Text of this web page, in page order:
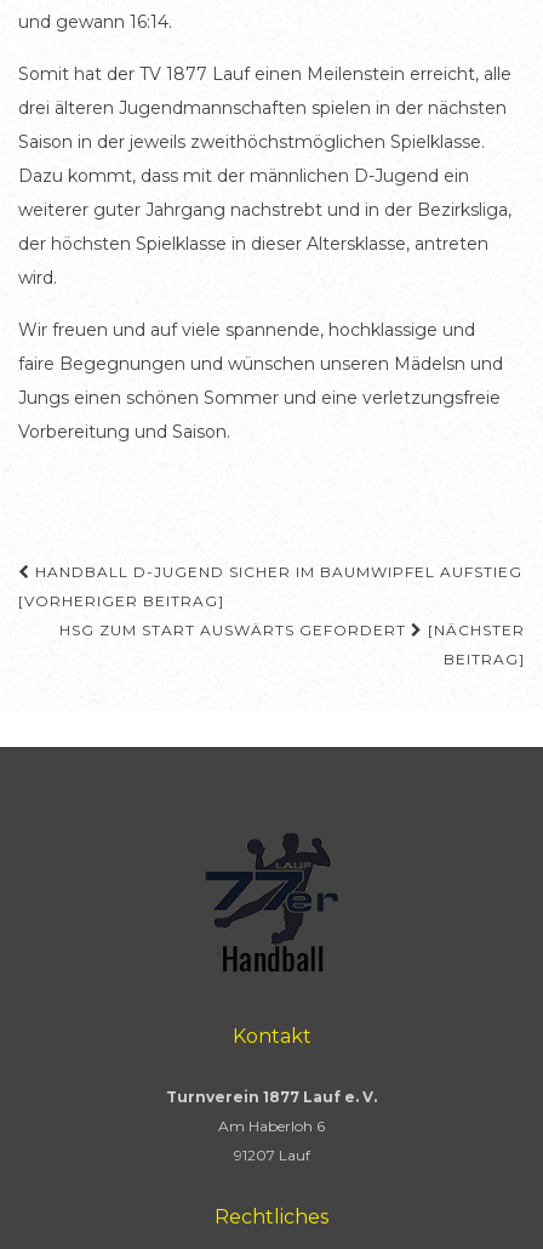
und gewann 16:14.
Somit hat der TV 1877 Lauf einen Meilenstein erreicht, alle
drei älteren Jugendmannschaften spielen in der nächsten
Saison in der jeweils zweithöchstmöglichen Spielklasse.
Dazu kommt, dass mit der männlichen D-Jugend ein
weiterer guter Jahrgang nachstrebt und in der Bezirksliga,
der höchsten Spielklasse in dieser Altersklasse, antreten
wird.
Wir freuen und auf viele spannende, hochklassige und
faire Begegnungen und wünschen unseren Mädelsn und
Jungs einen schönen Sommer und eine verletzungsfreie
Vorbereitung und Saison.
Beitragsnavigation
HANDBALL D-JUGEND SICHER IM BAUMWIPFEL AUFSTIEG
[VORHERIGER BEITRAG]
HSG ZUM START AUSWÄRTS GEFORDERT
[NÄCHSTER
BEITRAG]
Kontakt
Turnverein 1877 Lauf e. V.
Am Haberloh 6
91207 Lauf
Rechtliches